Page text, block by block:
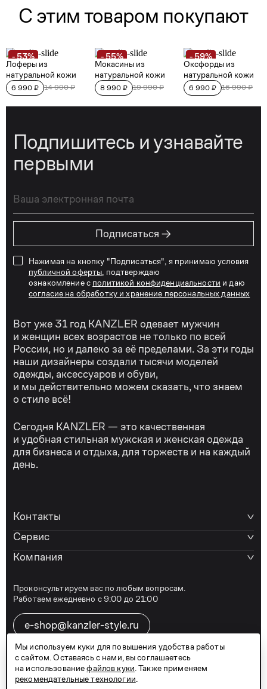
Подпишитесь и узнавайте
первыми
Подписаться →
Нажимая на кнопку "Подписаться", я принимаю условия
публичной оферты , подтверждаю
ознакомление с политикой конфиденциальности и даю
согласие на обработку и хранение персональных данных
Вот уже 31 год KANZLER одевает мужчин
и женщин всех возрастов не только по всей
России, но и далеко за её пределами. За эти годы
наши дизайнеры создали тысячи моделей
одежды, аксессуаров и обуви,
и мы действительно можем сказать, что знаем
о стиле всё!
Сегодня KANZLER — это качественная
и удобная стильная мужская и женская одежда
для бизнеса и отдыха, для торжеств и на каждый
день.
Контакты
Сервис
Компания
Проконсультируем вас по любым вопросам.
Работаем ежедневно с 9:00 до 21:00
e-shop@kanzler-style.ru
8 800 600 77 07
Мы используем куки для повышения удобства работы
с сайтом. Оставаясь с нами, вы соглашаетесь
на использованиефайлов куки . Также применяем
рекомендательные технологии